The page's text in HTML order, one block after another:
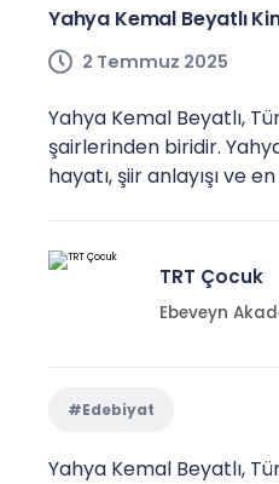
Yahya Kemal Beyatlı
2 Temmuz 2025
Yahya Kemal Beyatlı,
şairlerinden biridir.
hayatı, şiir anlayışı ve
TRT Çocuk
Ebeveyn
#Edebiyat
Yahya Kemal Beyatlı,